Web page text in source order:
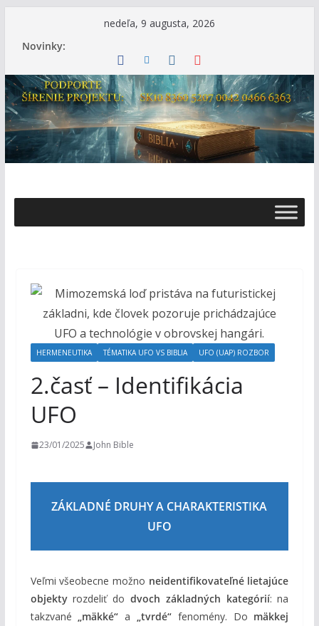
nedeľa, 9 augusta, 2026
Novinky:
s
B
o
h
m
HERMENEUTIKA TÉMATIKA UFO VS BIBLIA UFO (UAP) ROZBOR
2.časť – Identifikácia
UFO
23/01/2025 John Bible
ZÁKLADNÉ DRUHY A CHARAKTERISTIKA
UFO
Veľmi všeobecne možno neidentifikovateľné lietajúce
objektyrozdeliť do dvoch základných kategórií: na
takzvané„mäkké“ a „tvrdé“ fenomény. Do mäkkej